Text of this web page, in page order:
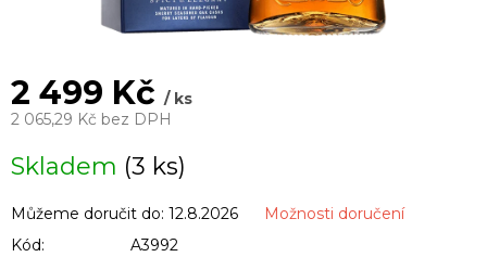
2 499 Kč/ ks
2 065,29 Kč bez DPH
cena:
Skladem (3 ks)
Můžeme doručit do: 12.8.2026
Možnosti doručení
Kód:
A3992